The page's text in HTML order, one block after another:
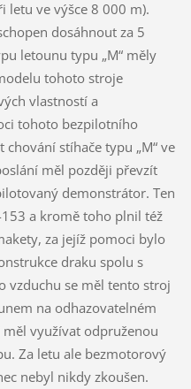
letu ve výšce 8 000 m).
dosáhnout za 5
letounu typu „M“ měly
tohoto stroje
vlastností a
tohoto bezpilotního
stíhače typu „M“ ve
měl později převzít
demonstrátor. Ten
a kromě toho plnil též
za jejíž pomoci bylo
draku spolu s
vzduchu se měl tento stroj
na odhazovatelném
využívat odpruženou
Za letu ale bezmotorový
nebyl nikdy zkoušen.